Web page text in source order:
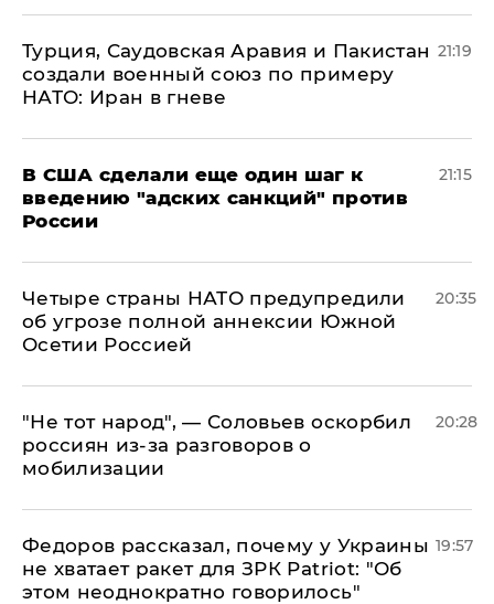
Турция, Саудовская Аравия и Пакистан
создали военный союз по примеру
НАТО: Иран в гневе
21:19
В США сделали еще один шаг к
введению "адских санкций" против
России
21:15
Четыре страны НАТО предупредили
об угрозе полной аннексии Южной
Осетии Россией
20:35
​"Не тот народ", — Соловьев оскорбил
россиян из-за разговоров о
мобилизации
20:28
Федоров рассказал, почему у Украины
не хватает ракет для ЗРК Patriot: "Об
этом неоднократно говорилось"
19:57